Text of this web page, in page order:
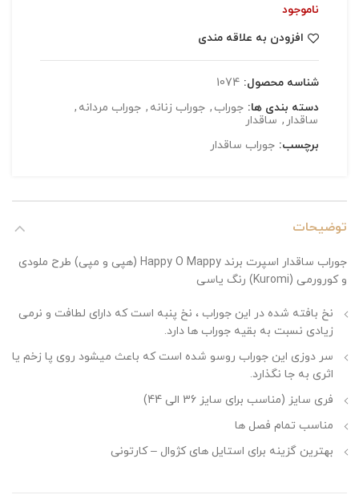
ناموجود
افزودن به علاقه مندی
شناسه محصول: 1074
دسته بندی ها: جوراب , جوراب زنانه , جوراب مردانه ,
ساقدار , ساقدار
برچسب: جوراب ساقدار
توضیحات
جوراب ساقدار اسپرت برند Happy O Mappy (هپی و مپی) طرح ملودی
و کورورمی (Kuromi) رنگ یاسی
نخ بافته شده در این جوراب ، نخ پنبه است که دارای لطافت و نرمی
زیادی نسبت به بقیه جوراب ها دارد.
سر دوزی این جوراب روسو شده است که باعث میشود روی پا زخم یا
اثری به جا نگذارد.
فری سایز (مناسب برای سایز 36 الی 44)
مناسب تمام فصل ها
بهترین گزینه برای استایل های کژوال – کارتونی